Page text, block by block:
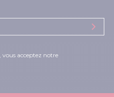
vous acceptez notre